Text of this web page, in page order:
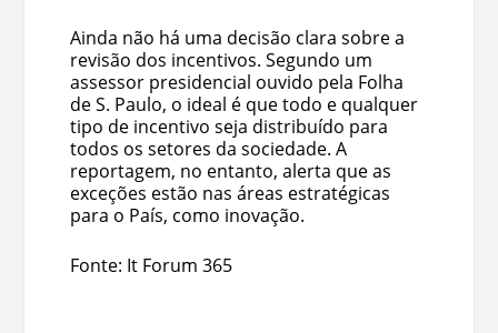
Ainda não há uma decisão clara sobre a
revisão dos incentivos. Segundo um
assessor presidencial ouvido pela Folha
de S. Paulo, o ideal é que todo e qualquer
tipo de incentivo seja distribuído para
todos os setores da sociedade. A
reportagem, no entanto, alerta que as
exceções estão nas áreas estratégicas
para o País, como inovação.
Fonte: It Forum 365